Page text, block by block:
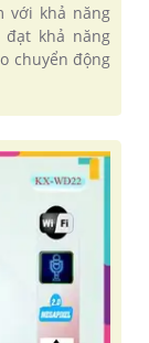
với khả năng
khả năng
chuyển động